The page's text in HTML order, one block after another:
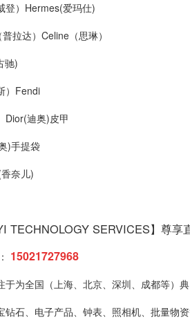
登）Hermes(爱玛仕)
拉达）Celine（思琳）
驰)
）Fendi
Dior(迪奥)皮甲
)手提袋
奈儿)
TECHNOLOGY SERVICES】尊享
15021727968
于为全国（上海、北京、深圳、成都等）
钻石、电子产品、钟表、照相机、批量物